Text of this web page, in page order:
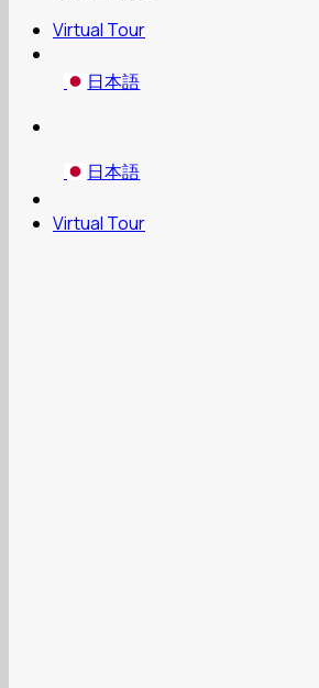
Virtual Tour
日本語
日本語
Virtual Tour